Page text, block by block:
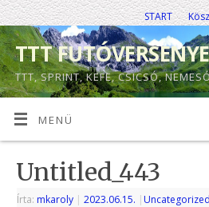
START
TTT
TTT, SPRINT, KEFE, CSICSÓ,
MENÜ
Untitled_443
Írta: mkaroly | 2023.06.15. | Uncategorized